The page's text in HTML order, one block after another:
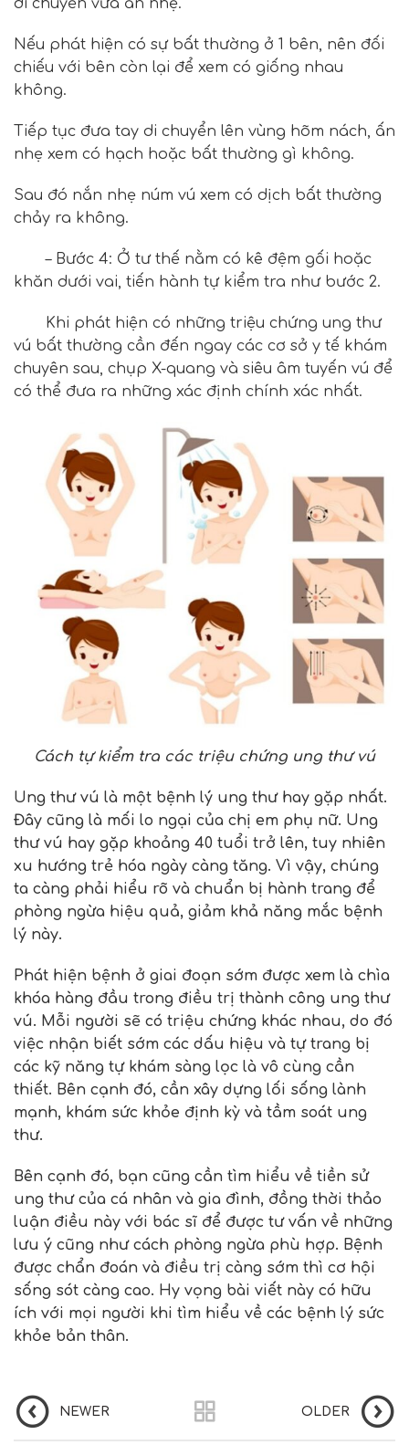
di chuyển vừa ấn nhẹ.
Nếu phát hiện có sự bất thường ở 1 bên, nên đối
chiếu với bên còn lại để xem có giống nhau
không.
Tiếp tục đưa tay di chuyển lên vùng hõm nách, ấn
nhẹ xem có hạch hoặc bất thường gì không.
Sau đó nắn nhẹ núm vú xem có dịch bất thường
chảy ra không.
– Bước 4: Ở tư thế nằm có kê đệm gối hoặc
khăn dưới vai, tiến hành tự kiểm tra như bước 2.
Khi phát hiện có những triệu chứng ung thư
vú bất thường cần đến ngay các cơ sở y tế khám
chuyên sau, chụp X-quang và siêu âm tuyến vú để
có thể đưa ra những xác định chính xác nhất.
Cách tự kiểm tra các triệu chứng ung thư vú
Ung thư vú là một bệnh lý ung thư hay gặp nhất.
Đây cũng là mối lo ngại của chị em phụ nữ. Ung
thư vú hay gặp khoảng 40 tuổi trở lên, tuy nhiên
xu hướng trẻ hóa ngày càng tăng. Vì vậy, chúng
ta càng phải hiểu rõ và chuẩn bị hành trang để
phòng ngừa hiệu quả, giảm khả năng mắc bệnh
lý này.
Phát hiện bệnh ở giai đoạn sớm được xem là chìa
khóa hàng đầu trong điều trị thành công ung thư
vú. Mỗi người sẽ có triệu chứng khác nhau, do đó
việc nhận biết sớm các dấu hiệu và tự trang bị
các kỹ năng tự khám sàng lọc là vô cùng cần
thiết. Bên cạnh đó, cần xây dựng lối sống lành
mạnh, khám sức khỏe định kỳ và tầm soát ung
thư.
Bên cạnh đó, bạn cũng cần tìm hiểu về tiền sử
ung thư của cá nhân và gia đình, đồng thời thảo
luận điều này với bác sĩ để được tư vấn về những
lưu ý cũng như cách phòng ngừa phù hợp. Bệnh
được chẩn đoán và điều trị càng sớm thì cơ hội
sống sót càng cao. Hy vọng bài viết này có hữu
ích với mọi người khi tìm hiểu về các bệnh lý sức
khỏe bản thân.
NEWER OLDER